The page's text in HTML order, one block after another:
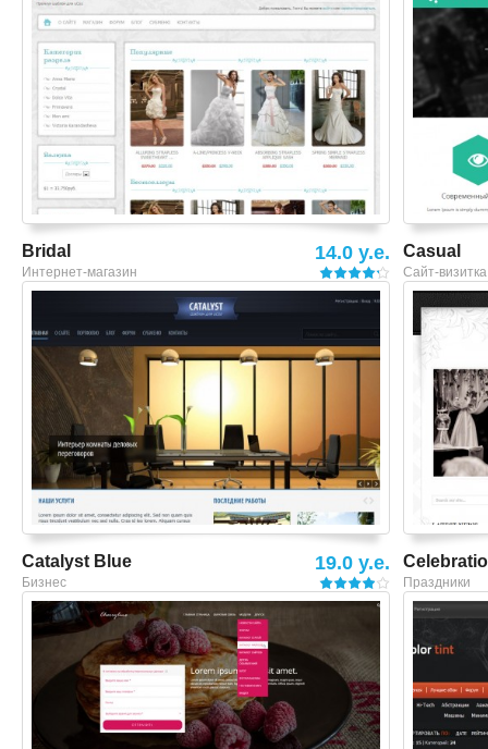
Bridal
Интернет-магазин
14.0 y.e. Casual
Сайт-
Смотреть шаблон
Catalyst Blue
Бизнес
19.0 y.e.
Праздники
Смотреть шаблон